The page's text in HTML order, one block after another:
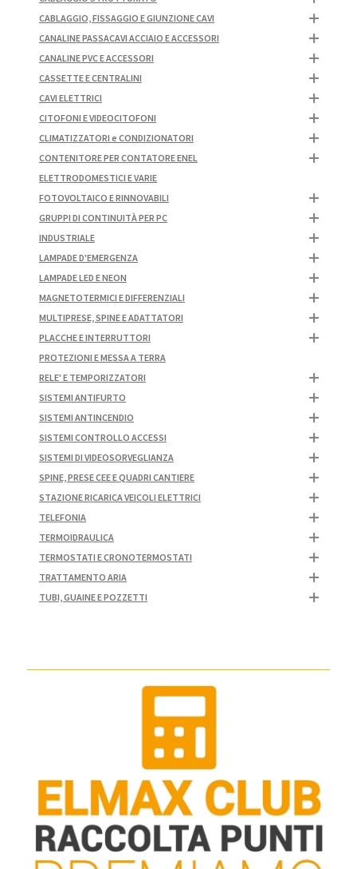
CABLAGGIO, FISSAGGIO E GIUNZIONE CAVI
CANALINE PASSACAVI ACCIAIO E ACCESSORI
CANALINE PVC E ACCESSORI
CASSETTE E CENTRALINI
CAVI ELETTRICI
CITOFONI E VIDEOCITOFONI
CLIMATIZZATORI e CONDIZIONATORI
CONTENITORE PER CONTATORE ENEL
ELETTRODOMESTICI E VARIE
FOTOVOLTAICO E RINNOVABILI
GRUPPI DI CONTINUITÀ PER PC
INDUSTRIALE
LAMPADE D'EMERGENZA
LAMPADE LED E NEON
MAGNETOTERMICI E DIFFERENZIALI
MULTIPRESE, SPINE E ADATTATORI
PLACCHE E INTERRUTTORI
PROTEZIONI E MESSA A TERRA
RELE' E TEMPORIZZATORI
SISTEMI ANTIFURTO
SISTEMI ANTINCENDIO
SISTEMI CONTROLLO ACCESSI
SISTEMI DI VIDEOSORVEGLIANZA
SPINE, PRESE CEE E QUADRI CANTIERE
STAZIONE RICARICA VEICOLI ELETTRICI
TELEFONIA
TERMOIDRAULICA
TERMOSTATI E CRONOTERMOSTATI
TRATTAMENTO ARIA
TUBI, GUAINE E POZZETTI